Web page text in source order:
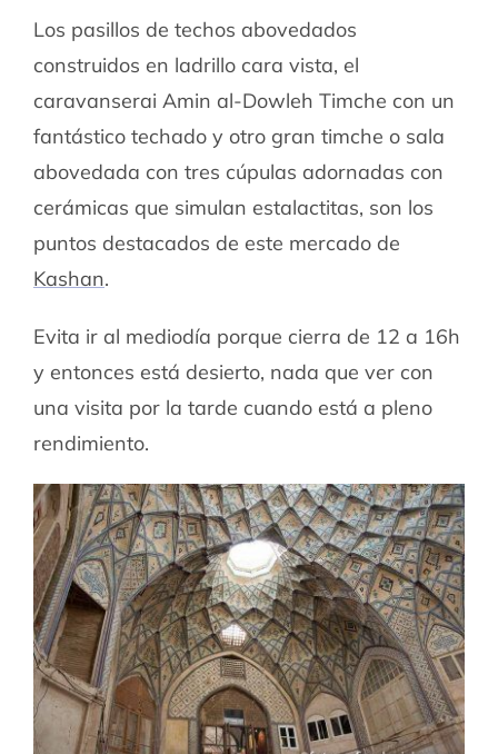
Los pasillos de techos abovedados
construidos en ladrillo cara vista, el
caravanserai Amin al-Dowleh Timche con un
fantástico techado y otro gran timche o sala
abovedada con tres cúpulas adornadas con
cerámicas que simulan estalactitas, son los
puntos destacados de este mercado de
Kashan.
Evita ir al mediodía porque cierra de 12 a 16h
y entonces está desierto, nada que ver con
una visita por la tarde cuando está a pleno
rendimiento.